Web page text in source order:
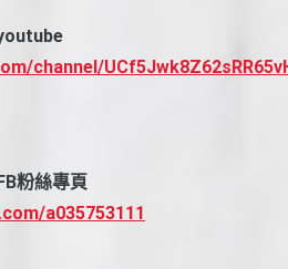
channel/
粉絲專頁
a035753111